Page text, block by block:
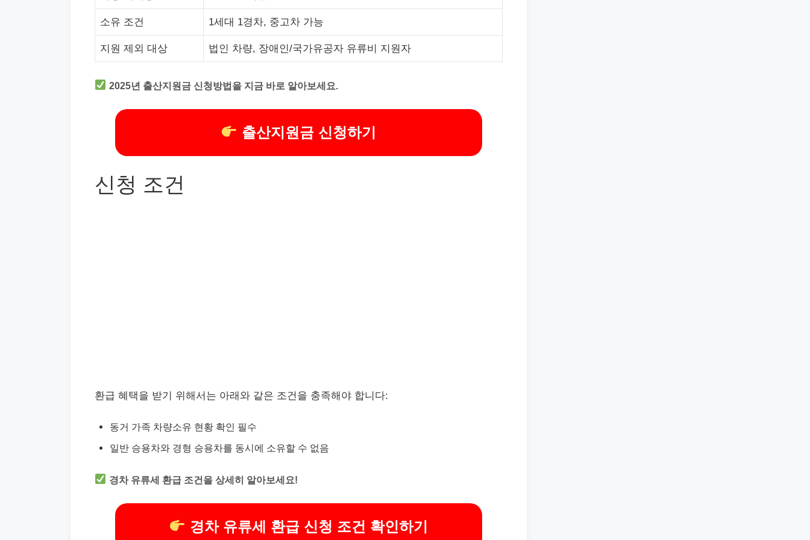
소유 조건 1세대 1경차, 중고차 가능
지원 제외 대상 법인 차량, 장애인/국가유공자 유류비 지원자
2025년 출산지원금 신청방법을 지금 바로 알아보세요.
출산지원금 신청하기
신청 조건
환급 혜택을 받기 위해서는 아래와 같은 조건을 충족해야 합니다:
동거 가족 차량소유 현황 확인 필수
일반 승용차와 경형 승용차를 동시에 소유할 수 없음
경차 유류세 환급 조건을 상세히 알아보세요!
경차 유류세 환급 신청 조건 확인하기